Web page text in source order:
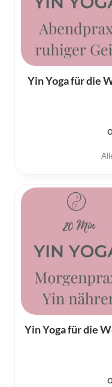
Yin Yoga für die
Yin Yoga für die